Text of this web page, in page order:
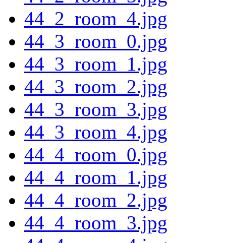
44_2_room_4.jpg
44_3_room_0.jpg
44_3_room_1.jpg
44_3_room_2.jpg
44_3_room_3.jpg
44_3_room_4.jpg
44_4_room_0.jpg
44_4_room_1.jpg
44_4_room_2.jpg
44_4_room_3.jpg